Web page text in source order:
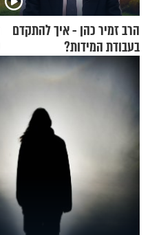
הרב זמיר כהן - איך להתקדם
בעבודת המידות?